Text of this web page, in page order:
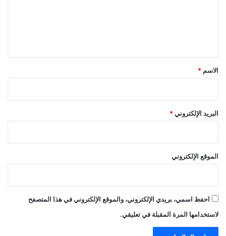
*
الاسم *
البريد الإلكتروني *
الموقع الإلكتروني
احفظ اسمي، بريدي الإلكتروني، والموقع الإلكتروني في هذا المتصفح
لاستخدامها المرة المقبلة في تعليقي.